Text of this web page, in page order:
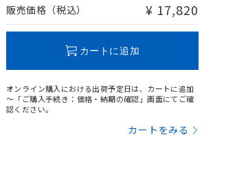
販売価格（税込） ¥ 17,820
カートに追加
オンライン購入における出荷予定日は、カートに追加
～「ご購入手続き：価格・納期の確認」画面にてご確
認ください。
カートをみる